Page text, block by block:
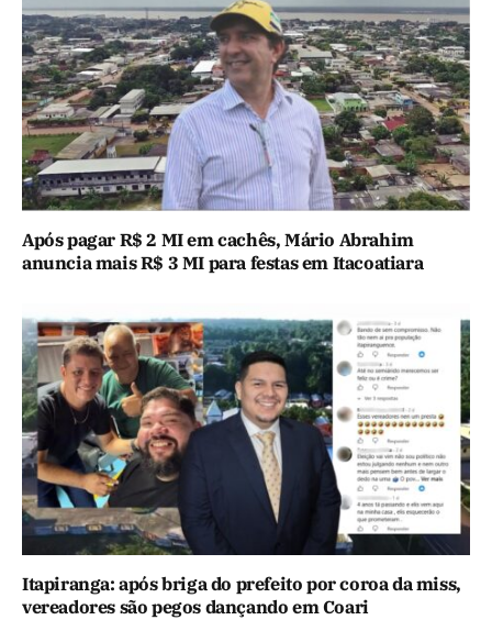
Após pagar R$ 2 MI em cachês, Mário Abrahim
anuncia mais R$ 3 MI para festas em Itacoatiara
Itapiranga: após briga do prefeito por coroa da miss,
vereadores são pegos dançando em Coari